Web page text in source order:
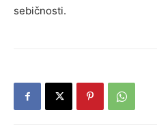
sebičnosti.